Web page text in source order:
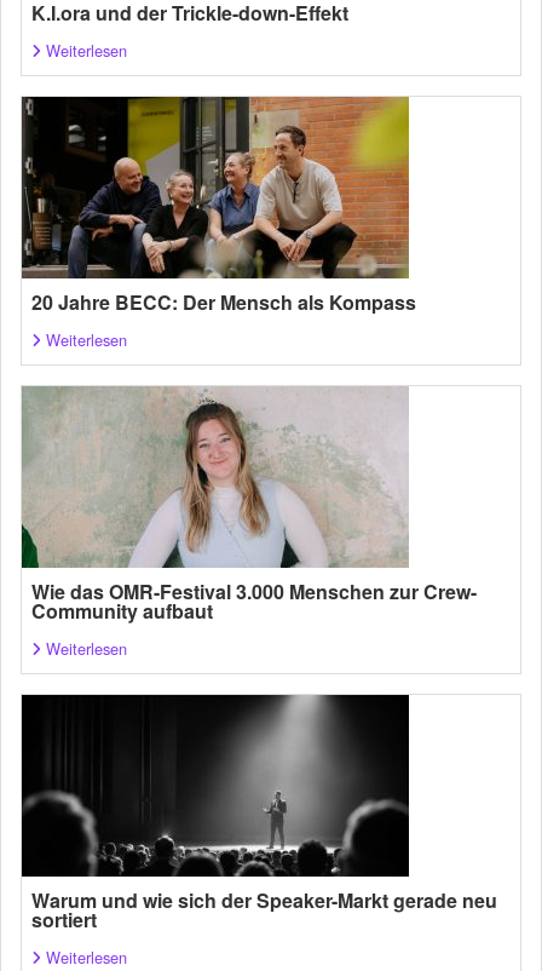
K.I.ora und der Trickle-down-Effekt
Weiterlesen
20 Jahre BECC: Der Mensch als Kompass
Weiterlesen
Wie das OMR-Festival 3.000 Menschen zur Crew-
Community aufbaut
Weiterlesen
Warum und wie sich der Speaker-Markt gerade neu
sortiert
Weiterlesen